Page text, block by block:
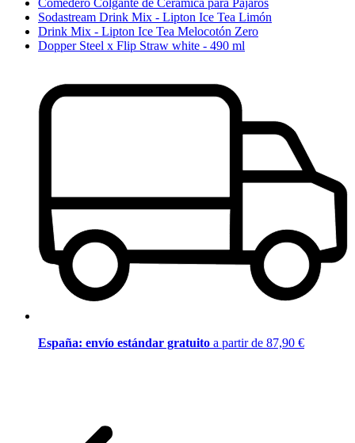
Sodastream Drink Mix - Lipton Ice Tea Limón
Drink Mix - Lipton Ice Tea Melocotón Zero
Dopper Steel x Flip Straw white - 490 ml
España: envío estándar gratuito a partir de 87,90 €